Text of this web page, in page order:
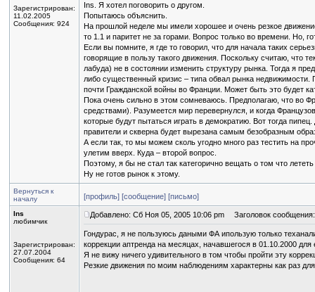
Зарегистрирован:
11.02.2005
Сообщения: 924
Ins. Я хотел поговорить о другом.
Попытаюсь объяснить.
На прошлой неделе мы имели хорошее и очень резкое
то 1.1 и паритет не за горами. Вопрос только во времени. Но,
Если вы помните, я где то говорил, что для начала таких
говорящие в пользу такого движения. Поскольку считаю, что
лабуда) не в состоянии изменить структуру рынка. Тогда я
либо существенный кризис – типа обвал рынка
почти Гражданской войны во Франции. Может быть это будет
Пока очень сильно в этом сомневаюсь. Предполагаю, что во
средствами). Разумеется мир перевернулся, и когда
которые будут пытаться играть в демократию. Вот тогда
правители и скверна будет вырезана самым безобразным
А если так, то мы можем сколь угодно много раз тестить на
улетим вверх. Куда – второй вопрос.
Поэтому, я бы не стал так категорично вещать о том что
Ну не готов рынок к этому.
Вернуться к
началу
[профиль] [сообщение] [письмо]
Ins
любимчик
Зарегистрирован:
27.07.2004
Сообщения: 64
Добавлено: Сб Ноя 05, 2005 10:06 pm Заголовок сообщения:
Гондурас, я не пользуюсь даными ФА ипользую только
коррекции аптренда на месяцах, начавшегося в 01.10.2000
Я не вижу ничего удивительного в том чтобы пройти эту
Резкие движения по моим наблюдениям характерны как раз